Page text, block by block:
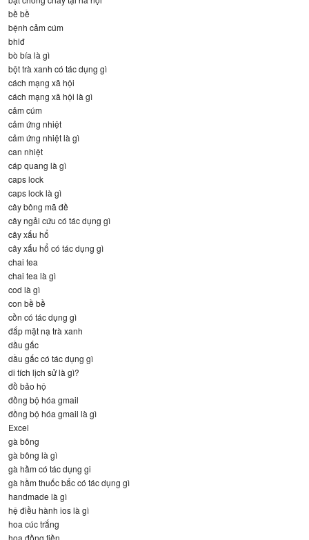
bề bề
bệnh cảm cúm
bhlđ
bò bía là gì
bột trà xanh có tác dụng gì
cách mạng xã hội
cách mạng xã hội là gì
cảm cúm
cảm ứng nhiệt
cảm ứng nhiệt là gì
can nhiệt
cáp quang là gì
caps lock
caps lock là gì
cây bông mã đề
cây ngải cứu có tác dụng gì
cây xấu hổ
cây xấu hổ có tác dụng gì
chai tea
chai tea là gì
cod là gì
con bề bề
cồn có tác dụng gì
đắp mặt nạ trà xanh
dầu gấc
dầu gấc có tác dụng gì
di tích lịch sử là gì?
đồ bảo hộ
đồng bộ hóa gmail
đồng bộ hóa gmail là gì
Excel
gà bông
gà bông là gì
gà hầm có tác dụng gi
gà hầm thuốc bắc có tác dụng gì
handmade là gì
hệ điều hành ios là gì
hoa cúc trắng